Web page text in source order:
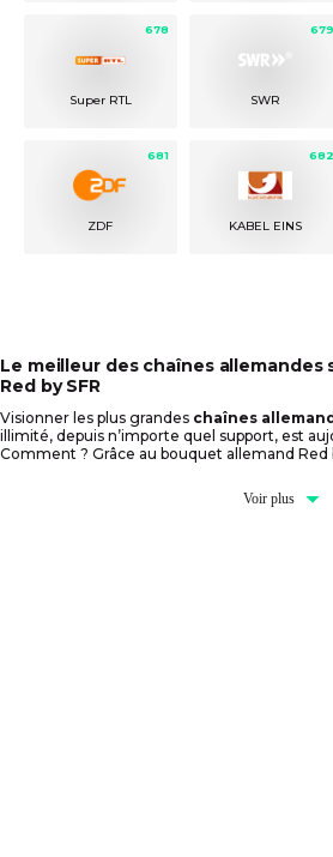
678
Super RTL
679
SWR
681
ZDF
682
KABEL EINS
Le meilleur des chaînes allemandes
Red by SFR
Visionner les plus grandes chaînes
illimité, depuis n’importe quel support, est
Comment ? Grâce au bouquet allemand Red
occuper votre temps libre, avec entre autres :
Voir plus